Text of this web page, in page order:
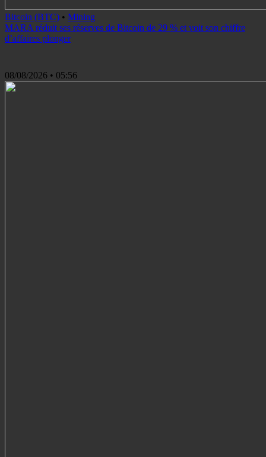
Bitcoin (BTC) • Mining
MARA réduit ses réserves de Bitcoin de 29 % et voit son chiffre
d’affaires plonger
08/08/2026 • 05:56